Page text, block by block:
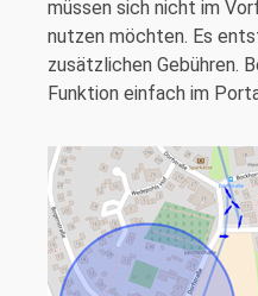
müssen sich nicht im
nutzen möchten. Es
zusätzlichen Gebühren.
Funktion einfach im